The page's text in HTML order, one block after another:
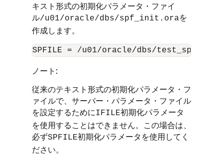
キスト形式の初期化パラメータ・ファイ
ル/u01/oracle/dbs/spf_init.oraを
作成します。
SPFILE = /u01/oracle/dbs/
ノート:
従来のテキスト形式の初期化パラメータ・フ
ァイルで、サーバー・パラメータ・ファイル
を設定するためにIFILE初期化パラメータ
を使用することはできません。この場合は、
必ずSPFILE初期化パラメータを使用してく
ださい。